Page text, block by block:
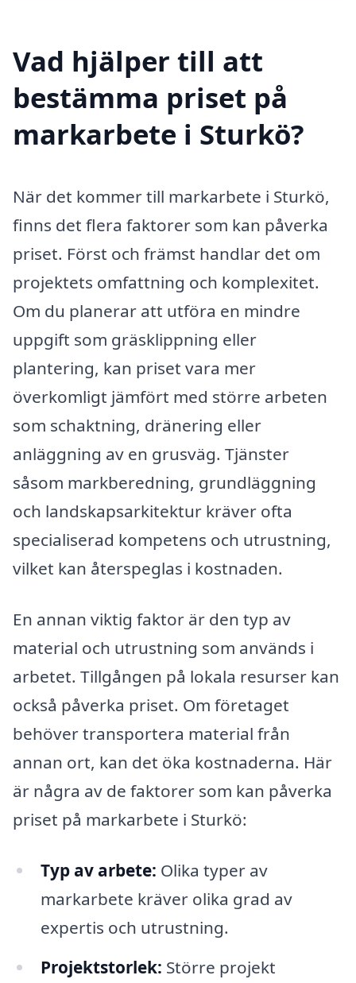
Vad hjälper till att
bestämma priset på
markarbete i Sturkö?
När det kommer till markarbete i Sturkö,
finns det flera faktorer som kan påverka
priset. Först och främst handlar det om
projektets omfattning och komplexitet.
Om du planerar att utföra en mindre
uppgift som gräsklippning eller
plantering, kan priset vara mer
överkomligt jämfört med större arbeten
som schaktning, dränering eller
anläggning av en grusväg. Tjänster
såsom markberedning, grundläggning
och landskapsarkitektur kräver ofta
specialiserad kompetens och utrustning,
vilket kan återspeglas i kostnaden.
En annan viktig faktor är den typ av
material och utrustning som används i
arbetet. Tillgången på lokala resurser kan
också påverka priset. Om företaget
behöver transportera material från
annan ort, kan det öka kostnaderna. Här
är några av de faktorer som kan påverka
priset på markarbete i Sturkö:
Typ av arbete: Olika typer av
markarbete kräver olika grad av
expertis och utrustning.
Projektstorlek: Större projekt